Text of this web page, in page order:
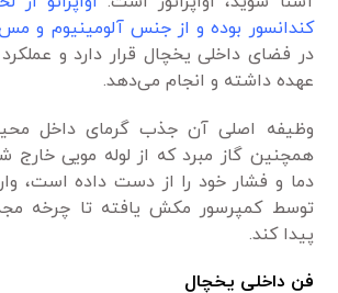
کندانسور بوده و از جنس آلومینیوم و
در فضای داخلی یخچال قرار دارد و
عهده داشته و انجام می‌دهد.
وظیفه اصلی آن جذب گرمای داخل
همچنین گاز مبرد که از لوله مویی
دما و فشار خود را از دست داده است،
توسط کمپرسور مکش یافته تا چرخه
پیدا کند.
فن داخلی یخچال